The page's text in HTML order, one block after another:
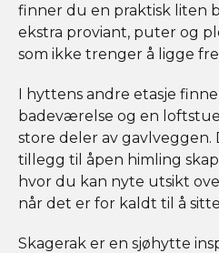
finner du en praktisk liten
ekstra proviant, puter og
som ikke trenger å ligge
I hyttens andre etasje
badeværelse og en
store deler av gavlveggen.
tillegg til åpen himling
hvor du kan nyte utsikt
når det er for kaldt til å
Skagerak er en sjøhytte